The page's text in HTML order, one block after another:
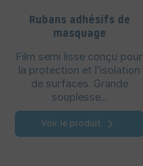
Rubans adhésifs de
masquage
Film semi lisse conçu pour
la protection et l’isolation
de surfaces. Grande
souplesse...
Voir le produit